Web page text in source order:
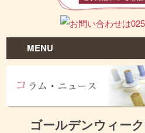
MENU
ゴールデンウィー